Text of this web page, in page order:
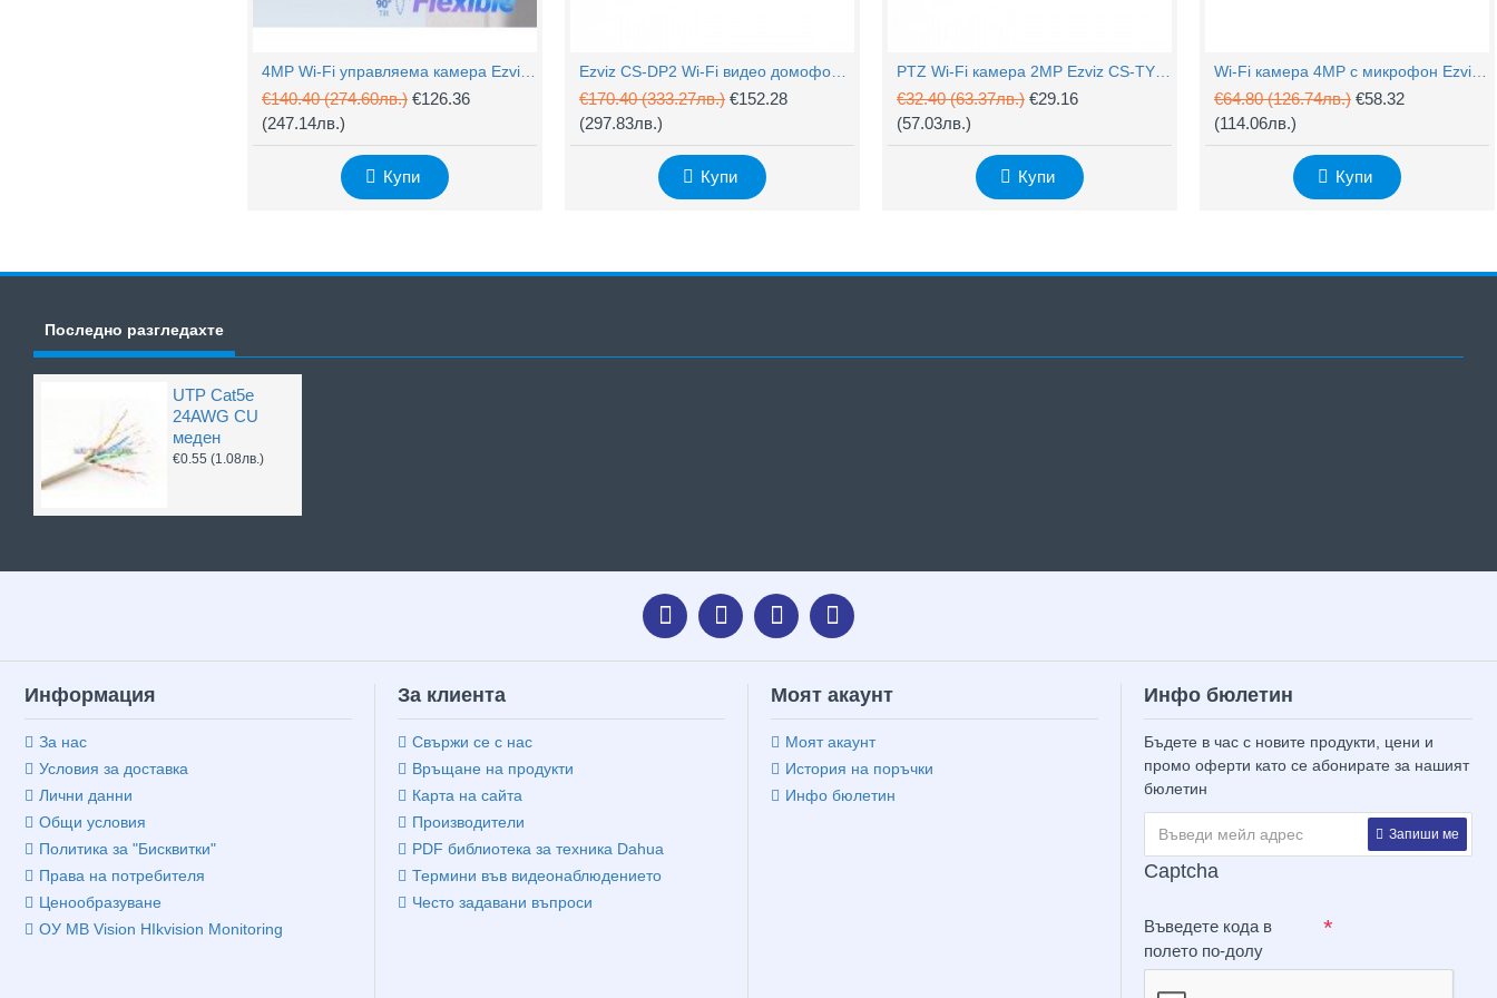
€140.40(274.60лв.) €126.36
(247.14лв.)
Купи
€170.40(333.27лв.) €152.28
(297.83лв.)
Купи
€32.40(63.37лв.) €29.16
(57.03лв.)
Купи
€64.80(126.74лв.) €58.32
(114.06лв.)
Купи
Последно разгледахте
UTP Cat5e
24AWG CU
меден
€0.55(1.08лв.)
Информация
За нас
Условия за доставка
Лични данни
Общи условия
Политика за "Бисквитки"
Права на потребителя
Ценообразуване
ОУ MB Vision HIkvision Monitoring
За клиента
Свържи се с нас
Връщане на продукти
Карта на сайта
Производители
PDF библиотека за техника Dahua
Термини във видеонаблюдението
Често задавани въпроси
Моят акаунт
Моят акаунт
История на поръчки
Инфо бюлетин
Инфо бюлетин
Бъдете в час с новите продукти, цени и
промо оферти като се абонирате за нашият
бюлетин
Запиши ме
Captcha
Въведете кода в
полето по-долу